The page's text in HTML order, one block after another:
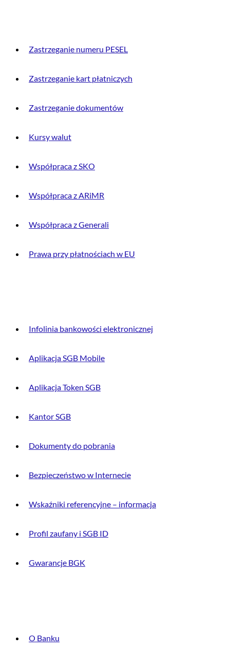
Zastrzeganie numeru PESEL
Zastrzeganie kart płatniczych
Zastrzeganie dokumentów
Kursy walut
Współpraca z SKO
Współpraca z ARiMR
Współpraca z Generali
Prawa przy płatnościach w EU
Infolinia bankowości elektronicznej
Aplikacja SGB Mobile
Aplikacja Token SGB
Kantor SGB
Dokumenty do pobrania
Bezpieczeństwo w Internecie
Wskaźniki referencyjne – informacja
Profil zaufany i SGB ID
Gwarancje BGK
O Banku